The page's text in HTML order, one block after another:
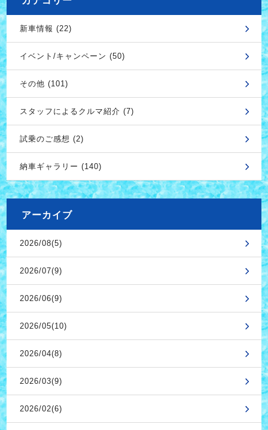
新車情報 (22)
イベント/キャンペーン (50)
その他 (101)
スタッフによるクルマ紹介 (7)
試乗のご感想 (2)
納車ギャラリー (140)
アーカイブ
2026/08(5)
2026/07(9)
2026/06(9)
2026/05(10)
2026/04(8)
2026/03(9)
2026/02(6)